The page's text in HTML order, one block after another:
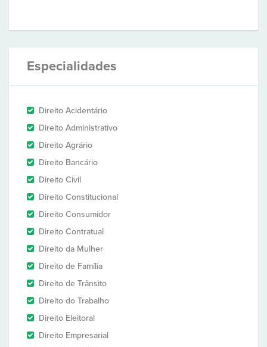
Especialidades
Direito Acidentário
Direito Administrativo
Direito Agrário
Direito Bancário
Direito Civil
Direito Constitucional
Direito Consumidor
Direito Contratual
Direito da Mulher
Direito de Família
Direito de Trânsito
Direito do Trabalho
Direito Eleitoral
Direito Empresarial